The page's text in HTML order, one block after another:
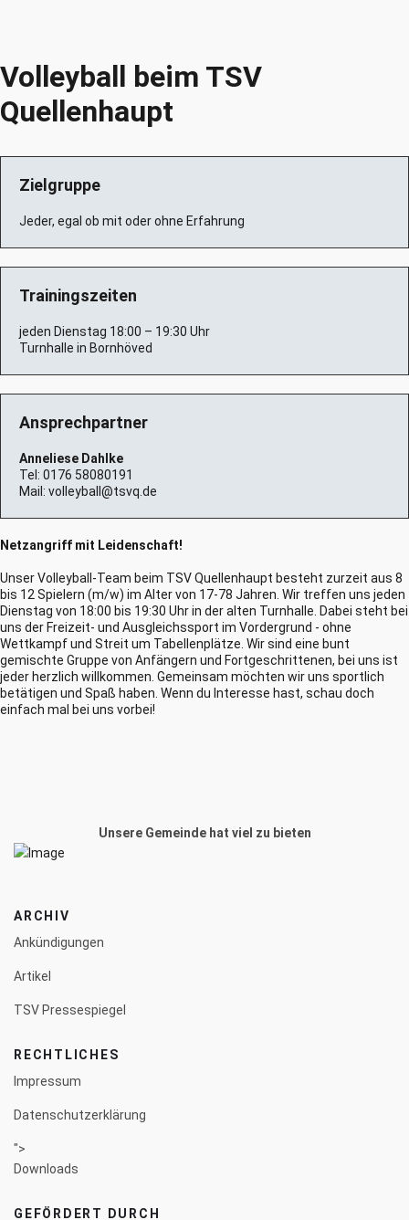
Volleyball beim TSV
Quellenhaupt
Zielgruppe
Jeder, egal ob mit oder ohne Erfahrung
Trainingszeiten
jeden Dienstag 18:00 – 19:30 Uhr
Turnhalle in Bornhöved
Ansprechpartner
Anneliese Dahlke
Tel: 0176 58080191
Mail: volleyball@tsvq.de
Netzangriff mit Leidenschaft!
Unser Volleyball-Team beim TSV Quellenhaupt besteht zurzeit aus 8
bis 12 Spielern (m/w) im Alter von 17-78 Jahren. Wir treffen uns jeden
Dienstag von 18:00 bis 19:30 Uhr in der alten Turnhalle. Dabei steht bei
uns der Freizeit- und Ausgleichssport im Vordergrund - ohne
Wettkampf und Streit um Tabellenplätze. Wir sind eine bunt
gemischte Gruppe von Anfängern und Fortgeschrittenen, bei uns ist
jeder herzlich willkommen. Gemeinsam möchten wir uns sportlich
betätigen und Spaß haben. Wenn du Interesse hast, schau doch
einfach mal bei uns vorbei!
Unsere Gemeinde hat viel zu bieten
ARCHIV
Ankündigungen
Artikel
TSV Pressespiegel
RECHTLICHES
Impressum
Datenschutzerklärung
">
Downloads
GEFÖRDERT DURCH